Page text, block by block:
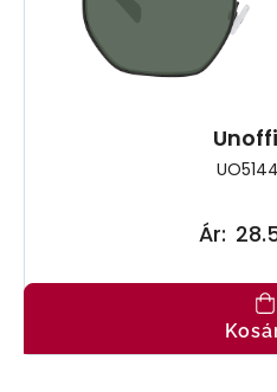
Ár: